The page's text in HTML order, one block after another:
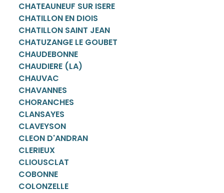
CHATEAUNEUF SUR ISERE
CHATILLON EN DIOIS
CHATILLON SAINT JEAN
CHATUZANGE LE GOUBET
CHAUDEBONNE
CHAUDIERE (LA)
CHAUVAC
CHAVANNES
CHORANCHES
CLANSAYES
CLAVEYSON
CLEON D'ANDRAN
CLERIEUX
CLIOUSCLAT
COBONNE
COLONZELLE